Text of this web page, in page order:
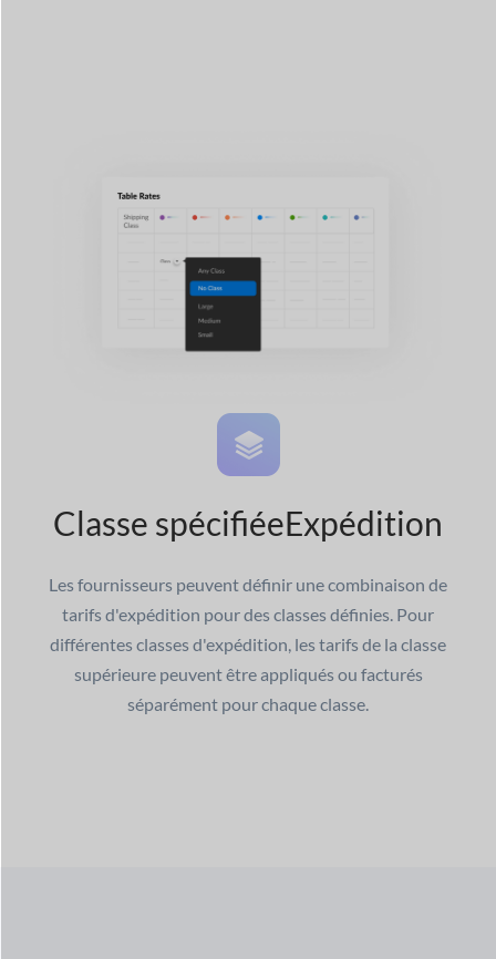
Classe spécifiéeExpédition
Les fournisseurs peuvent définir une combinaison de
tarifs d'expédition pour des classes définies. Pour
différentes classes d'expédition, les tarifs de la classe
supérieure peuvent être appliqués ou facturés
séparément pour chaque classe.